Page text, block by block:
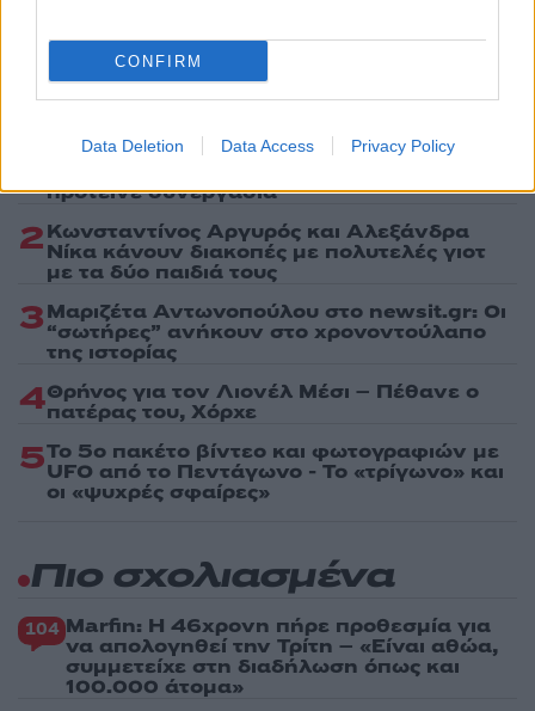
CONFIRM
Data Deletion Data Access Privacy Policy
Πιο δημοφιλή
Η Άννα Βίσση ξετρελάθηκε με μπάντα που
πρότεινε συνεργασία
2Κωνσταντίνος Αργυρός και Αλεξάνδρα
Νίκα κάνουν διακοπές με πολυτελές γιοτ
με τα δύο παιδιά τους
3Μαριζέτα Αντωνοπούλου στο newsit.gr: Οι
“σωτήρες” ανήκουν στο χρονοντούλαπο
της ιστορίας
4Θρήνος για τον Λιονέλ Μέσι – Πέθανε ο
πατέρας του, Χόρχε
5Το 5ο πακέτο βίντεο και φωτογραφιών με
UFO από το Πεντάγωνο - Το «τρίγωνο» και
οι «ψυχρές σφαίρες»
Πιο σχολιασμένα
104 Marfin: Η 46χρονη πήρε προθεσμία για
να απολογηθεί την Τρίτη – «Είναι αθώα,
συμμετείχε στη διαδήλωση όπως και
100.000 άτομα»